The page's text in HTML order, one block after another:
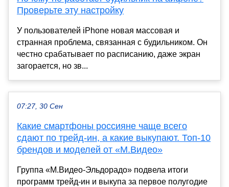
Проверьте эту настройку
У пользователей iPhone новая массовая и
странная проблема, связанная с будильником. Он
честно срабатывает по расписанию, даже экран
загорается, но зв...
07:27, 30 Сен
Какие смартфоны россияне чаще всего
сдают по трейд-ин, а какие выкупают. Топ-10
брендов и моделей от «М.Видео»
Группа «М.Видео-Эльдорадо» подвела итоги
программ трейд-ин и выкупа за первое полугодие